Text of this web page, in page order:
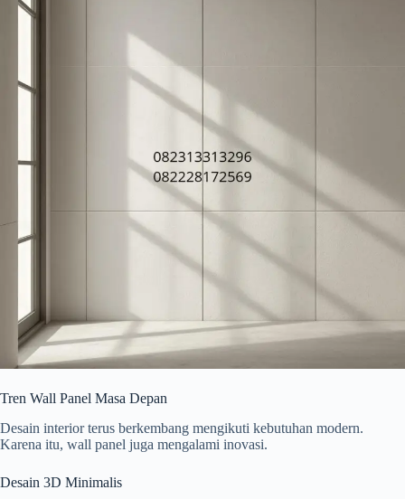
Tren Wall Panel Masa Depan
Desain interior terus berkembang mengikuti kebutuhan modern.
Karena itu, wall panel juga mengalami inovasi.
Desain 3D Minimalis